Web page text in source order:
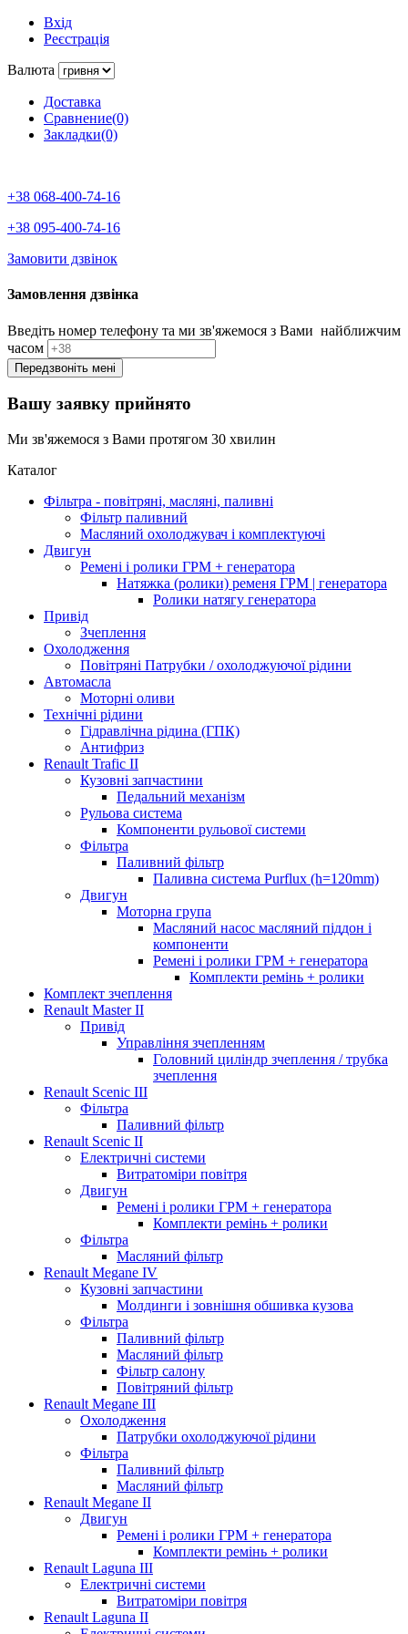
Вхід
Реєстрація
Валюта
Доставка
Сравнение(0)
Закладки(0)
+38 068-400-74-16
+38 095-400-74-16
Замовити дзвінок
Замовлення дзвінка
Введіть номер телефону та ми зв'яжемося з Вами найближчим
часом
Вашу заявку прийнято
Ми зв'яжемося з Вами протягом 30 хвилин
Каталог
Фільтра - повітряні, масляні, паливні
Фільтр паливний
Масляний охолоджувач і комплектуючі
Двигун
Ремені і ролики ГРМ + генератора
Натяжка (ролики) ременя ГРМ | генератора
Ролики натягу генератора
Привід
Зчеплення
Охолодження
Повітряні Патрубки / охолоджуючої рідини
Автомасла
Моторні оливи
Технічні рідини
Гідравлічна рідина (ГПК)
Антифриз
Renault Trafic II
Кузовні запчастини
Педальний механізм
Рульова система
Компоненти рульової системи
Фільтра
Паливний фільтр
Паливна система Purflux (h=120mm)
Двигун
Моторна група
Масляний насос масляний піддон і
компоненти
Ремені і ролики ГРМ + генератора
Комплекти ремінь + ролики
Комплект зчеплення
Renault Master II
Привід
Управління зчепленням
Головний циліндр зчеплення / трубка
зчеплення
Renault Scenic III
Фільтра
Паливний фільтр
Renault Scenic II
Електричні системи
Витратоміри повітря
Двигун
Ремені і ролики ГРМ + генератора
Комплекти ремінь + ролики
Фільтра
Масляний фільтр
Renault Megane IV
Кузовні запчастини
Молдинги і зовнішня обшивка кузова
Фільтра
Паливний фільтр
Масляний фільтр
Фільтр салону
Повітряний фільтр
Renault Megane III
Охолодження
Патрубки охолоджуючої рідини
Фільтра
Паливний фільтр
Масляний фільтр
Renault Megane II
Двигун
Ремені і ролики ГРМ + генератора
Комплекти ремінь + ролики
Renault Laguna III
Електричні системи
Витратоміри повітря
Renault Laguna II